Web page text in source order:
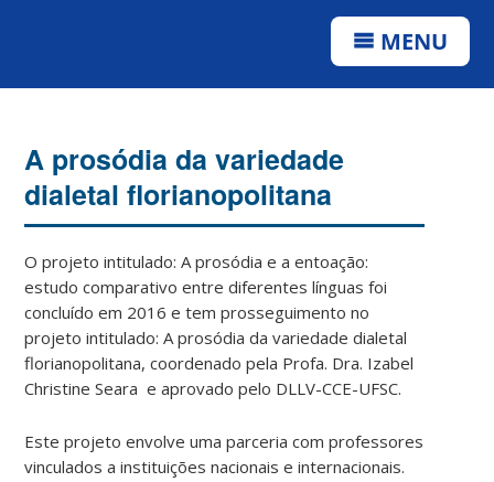
MENU
A prosódia da variedade
dialetal florianopolitana
O projeto intitulado: A prosódia e a entoação:
estudo comparativo entre diferentes línguas foi
concluído em 2016 e tem prosseguimento no
projeto intitulado: A prosódia da variedade dialetal
florianopolitana, coordenado pela Profa. Dra. Izabel
Christine Seara e aprovado pelo DLLV-CCE-UFSC.
Este projeto envolve uma parceria com professores
vinculados a instituições nacionais e internacionais.